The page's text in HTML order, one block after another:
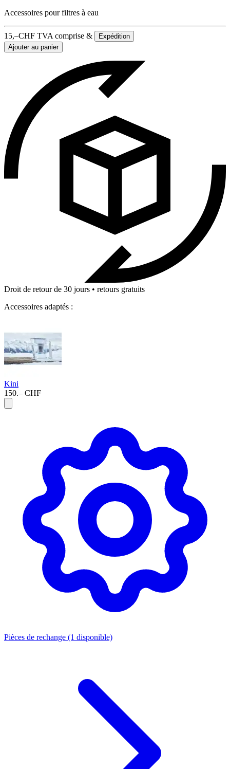
Accessoires pour filtres à eau
15,–CHF TVA comprise &
Expédition
Ajouter au panier
Droit de retour de 30 jours • retours gratuits
Accessoires adaptés :
Kini
150.– CHF
Pièces de rechange (1 disponible)